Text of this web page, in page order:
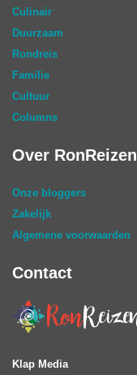
Culinair
Duurzaam
Rondreis
Familie
Cultuur
Columns
Over RonReizen
Onze bloggers
Zakelijk
Algemene voorwaarden
Contact
Klap Media